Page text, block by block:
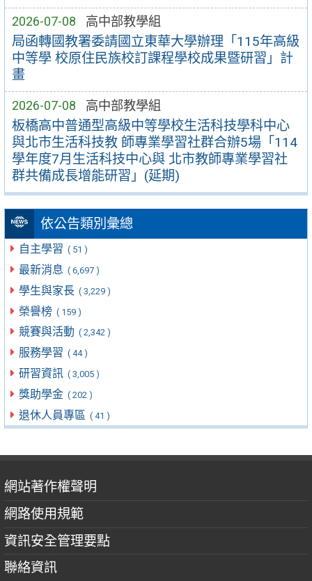
2026-07-08 高中部教學組
局函轉國教署委請國立東華大學辦理「115年高級
中等學 校原住民族校訂課程學校成果暨研習」計
畫
2026-07-08 高中部教學組
板橋高中普通型高級中等學校生活科技學科中心
與北市生活科技教 師專業學習社群合辦5場「114
學年度7月生活科技中心與 北市教師專業學習社
群共備成長增能研習」(延期)
依公告類別彙總
自主學習 ( 51 )
最新消息 ( 6,697 )
學生與家長 ( 3,229 )
榮譽榜 ( 159 )
競賽與活動 ( 2,342 )
服務學習 ( 44 )
研習資訊 ( 3,005 )
獎助學金 ( 202 )
退休人員專區 ( 41 )
網站著作權聲明
網路使用規範
資訊安全管理要點
聯絡資訊